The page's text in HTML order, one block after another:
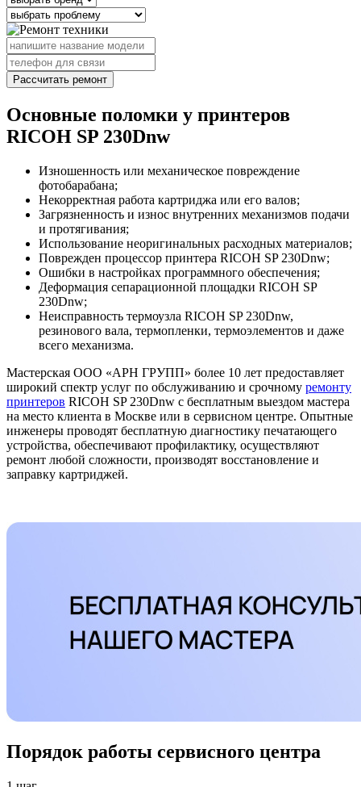
Рассчитать ремонт
Основные поломки у принтеров
RICOH SP 230Dnw
Изношенность или механическое повреждение
фотобарабана;
Некорректная работа картриджа или его валов;
Загрязненность и износ внутренних механизмов подачи
и протягивания;
Использование неоригинальных расходных материалов;
Поврежден процессор принтера RICOH SP 230Dnw;
Ошибки в настройках программного обеспечения;
Деформация сепарационной площадки RICOH SP
230Dnw;
Неисправность термоузла RICOH SP 230Dnw,
резинового вала, термопленки, термоэлементов и даже
всего механизма.
Мастерская ООО «АРН ГРУПП» более 10 лет предоставляет
широкий спектр услуг по обслуживанию и срочному ремонту
принтеров RICOH SP 230Dnw с бесплатным выездом мастера
на место клиента в Москве или в сервисном центре. Опытные
инженеры проводят бесплатную диагностику печатающего
устройства, обеспечивают профилактику, осуществляют
ремонт любой сложности, производят восстановление и
заправку картриджей.
Порядок работы сервисного центра